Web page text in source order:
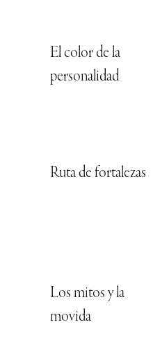
El color de la
personalidad
Ruta de fortalezas
Los mitos y la
movida